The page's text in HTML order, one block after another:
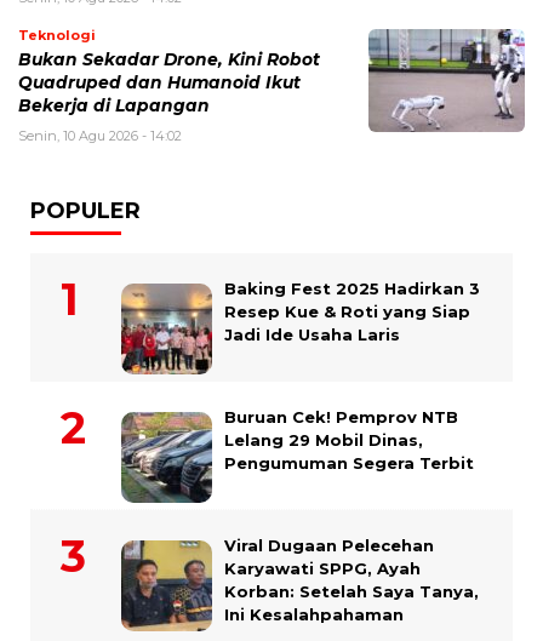
Teknologi
Bukan Sekadar Drone, Kini Robot
Quadruped dan Humanoid Ikut
Bekerja di Lapangan
Senin, 10 Agu 2026 - 14:02
POPULER
Baking Fest 2025 Hadirkan 3
Resep Kue & Roti yang Siap
Jadi Ide Usaha Laris
Buruan Cek! Pemprov NTB
Lelang 29 Mobil Dinas,
Pengumuman Segera Terbit
Viral Dugaan Pelecehan
Karyawati SPPG, Ayah
Korban: Setelah Saya Tanya,
Ini Kesalahpahaman